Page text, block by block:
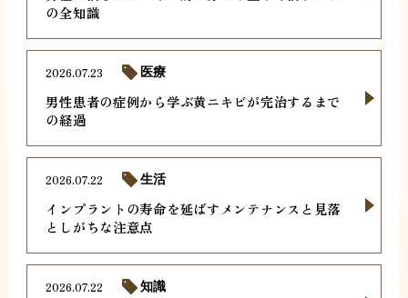
の全知識
男性患者の症例から学ぶ黄ニキビが完治するまで
の経過
2026.07.23 医療
インプラントの寿命を延ばすメンテナンスと見落
としがちな注意点
2026.07.22 生活
2026.07.22 知識